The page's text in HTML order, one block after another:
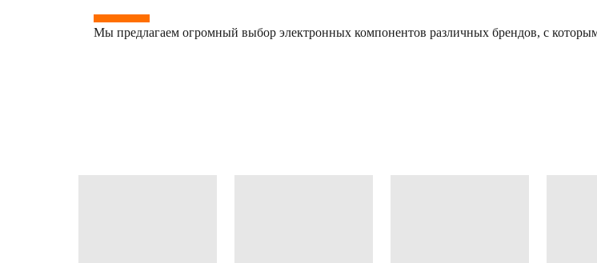
Мы предлагаем огромный выбор электронных компонентов различных брендов, с